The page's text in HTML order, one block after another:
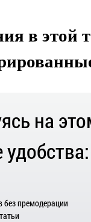
в этой
на
премодерации